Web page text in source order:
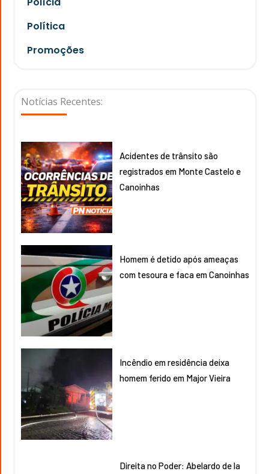
Política
Promoções
Notícias Recentes:
Acidentes de trânsito são
registrados em Monte Castelo e
Canoinhas
Homem é detido após ameaças
com tesoura e faca em Canoinhas
Incêndio em residência deixa
homem ferido em Major Vieira
Direita no Poder: Abelardo de la